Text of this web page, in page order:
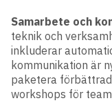
Samarbete och
teknik och
inkluderar
kommunikation är
paketera
workshops för